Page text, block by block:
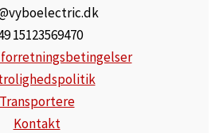
15123569470
Transportere
Kontakt